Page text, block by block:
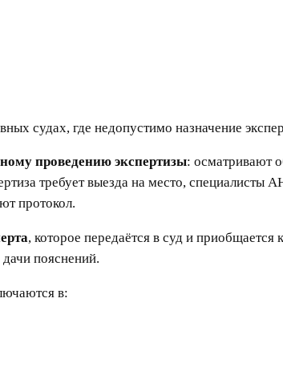
судах, где недопустимо назначение
проведению экспертизы: осматривают
требует выезда на место,
протокол.
, которое передаётся в суд и
пояснений.
в: